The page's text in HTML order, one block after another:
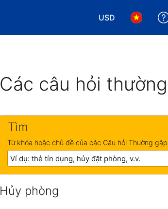
USD
Chọn loại tiền tệ
Chọn
Các câu hỏi
Tìm
Từ khóa hoặc chủ đề của các Câu hỏi Thường gặp
Hủy phòng